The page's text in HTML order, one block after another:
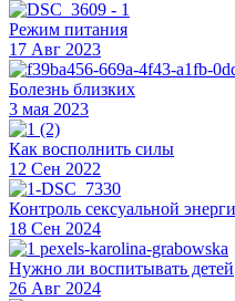
Режим питания
17 Авг 2023
Болезнь близких
3 мая 2023
Как восполнить силы
12 Сен 2022
Контроль сексуальной
18 Сен 2024
Нужно ли воспитывать детей
26 Авг 2024